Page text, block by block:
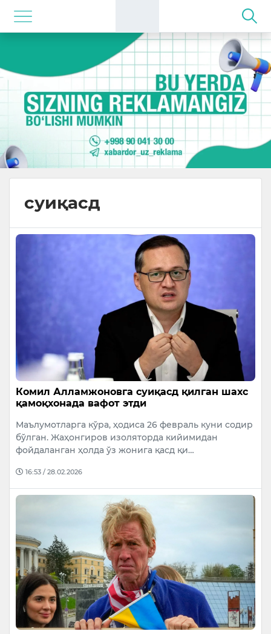
суиқасд
Комил Алламжоновга суиқасд қилган шахс
қамоқхонада вафот этди
Маълумотларга кўра, ҳодиса 26 февраль куни содир
бўлган. Жаҳонгиров изоляторда кийимидан
фойдаланган ҳолда ўз жонига қасд қи…
16:53 / 28.02.2026